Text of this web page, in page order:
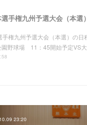
手権九州予選大会（本選）
手権九州予選大会（本選）の
園野球場 11：45開始予定VS
23:20